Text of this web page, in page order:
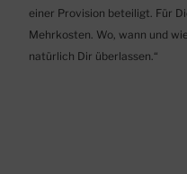
einer Provision beteiligt. Für
Mehrkosten. Wo, wann und
natürlich Dir überlassen.“